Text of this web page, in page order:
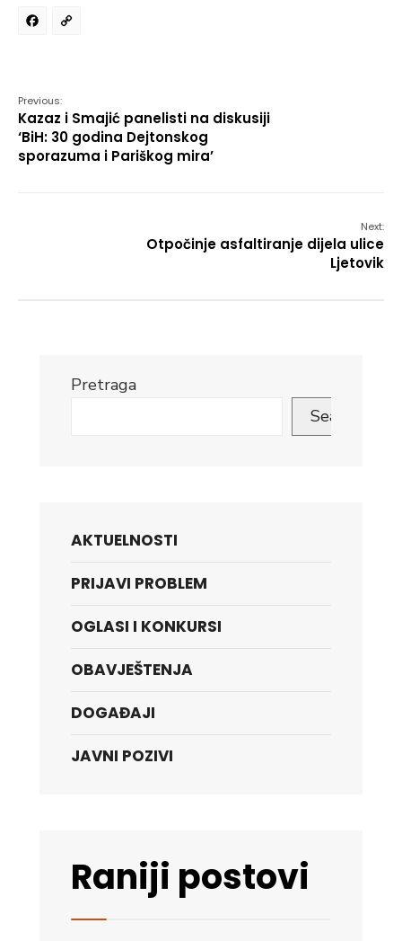
Facebook
Previous:
Kazaz i Smajić panelisti na diskusiji
‘BiH: 30 godina Dejtonskog
sporazuma i Pariškog mira’
Next:
Otpočinje asfaltiranje dijela ulice
Ljetovik
Pretraga
Search
AKTUELNOSTI
PRIJAVI PROBLEM
OGLASI I KONKURSI
OBAVJEŠTENJA
DOGAĐAJI
JAVNI POZIVI
Raniji postovi